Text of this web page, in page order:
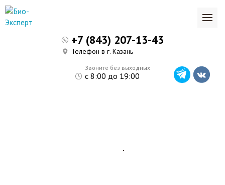
Звоните без выходных
с 8:00 до 19:00
+7 (843) 207-13-43
Телефон в г. Казань